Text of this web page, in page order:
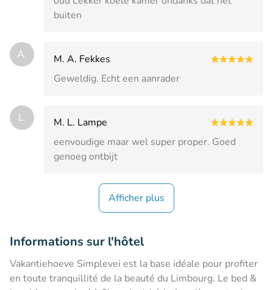
buiten
A.
M. A. Fekkes
Geweldig. Echt een aanrader
L.
M. L. Lampe
eenvoudige maar wel super proper. Goed
genoeg ontbijt
Afficher plus
Informations sur l'hôtel
Vakantiehoeve Simplevei est la base idéale pour profiter
en toute tranquillité de la beauté du Limbourg. Le bed &